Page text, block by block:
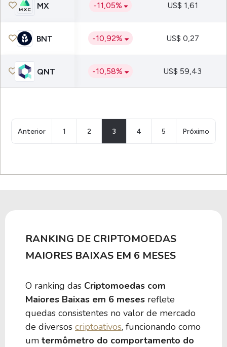
MX -11,05% US$ 1,61
BNT -10,92% US$ 0,27
QNT -10,58% US$ 59,43
Anterior 1 2 3 4 5 Próximo
RANKING DE CRIPTOMOEDAS
MAIORES BAIXAS EM 6 MESES
O ranking das Criptomoedas com
Maiores Baixas em 6 meses reflete
quedas consistentes no valor de mercado
de diversos criptoativos, funcionando como
um termômetro do comportamento do